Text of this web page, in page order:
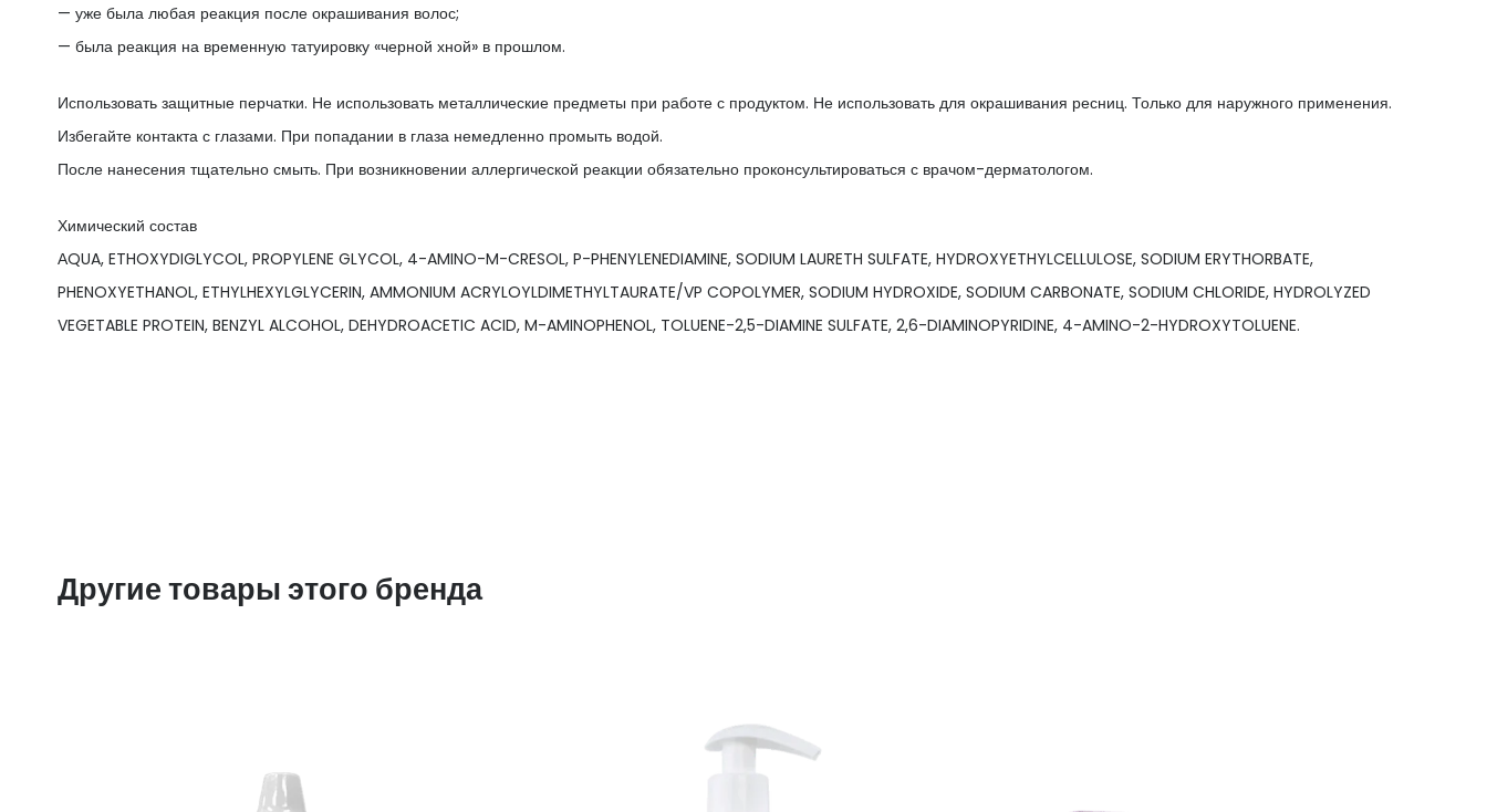
— уже была любая реакция после окрашивания волос;
— была реакция на временную татуировку «черной хной» в прошлом.
Использовать защитные перчатки. Не использовать металлические предметы при работе с продуктом. Не использовать для окрашивания ресниц. Только для наружного применения.
Избегайте контакта с глазами. При попадании в глаза немедленно промыть водой.
После нанесения тщательно смыть. При возникновении аллергической реакции обязательно проконсультироваться с врачом-дерматологом.
Химический состав
АQUA, ETHOXYDIGLYCOL, PROPYLENE GLYCOL, 4-AMINO-M-CRESOL, P-PHENYLENEDIAMINE, SODIUM LAURETH SULFATE, HYDROXYETHYLCELLULOSE, SODIUM ERYTHORBATE,
PHENOXYETHANOL, ETHYLHEXYLGLYCERIN, AMMONIUM ACRYLOYLDIMETHYLTAURATE/VP COPOLYMER, SODIUM HYDROXIDE, SODIUM CARBONATE, SODIUM CHLORIDE, HYDROLYZED
VEGETABLE PROTEIN, BENZYL ALCOHOL, DEHYDROACETIC ACID, M-AMINOPHENOL, TOLUENE-2,5-DIAMINE SULFATE, 2,6-DIAMINOPYRIDINE, 4-AMINO-2-HYDROXYTOLUENE.
Другие товары этого бренда